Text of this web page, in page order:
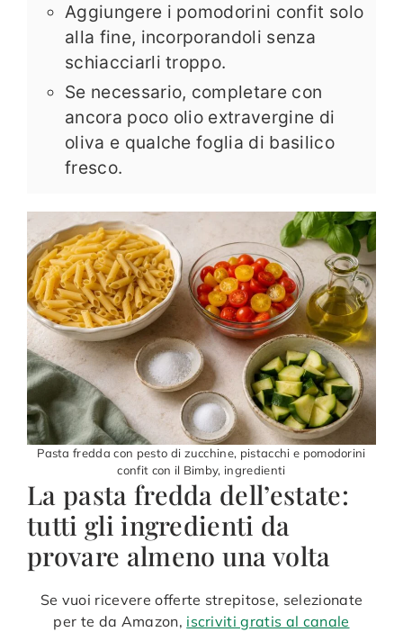
Aggiungere i pomodorini confit solo
alla fine, incorporandoli senza
schiacciarli troppo.
Se necessario, completare con
ancora poco olio extravergine di
oliva e qualche foglia di basilico
fresco.
Pasta fredda con pesto di zucchine, pistacchi e pomodorini
confit con il Bimby, ingredienti
La pasta fredda dell’estate:
tutti gli ingredienti da
provare almeno una volta
Se vuoi ricevere offerte strepitose, selezionate
per te da Amazon, iscriviti gratis al canale